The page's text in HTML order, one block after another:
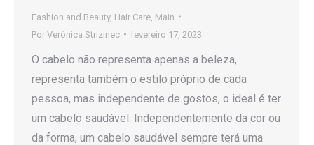
Fashion and Beauty, Hair Care Main
Por Verónica Strizinec fevereiro 17, 2023
O cabelo não representa apenas a beleza,
representa também o estilo próprio de cada
pessoa, mas independente de gostos, o ideal é ter
um cabelo saudável. Independentemente da cor ou
da forma, um cabelo saudável sempre terá uma